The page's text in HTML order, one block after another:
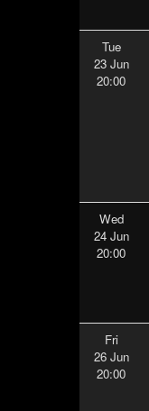
Tue
23 Jun
20:00
Wed
24 Jun
20:00
Fri
26 Jun
20:00